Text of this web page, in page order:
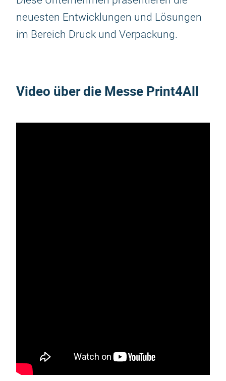
neuesten Entwicklungen und Lösungen
im Bereich Druck und Verpackung.
Video über die Messe Print4All